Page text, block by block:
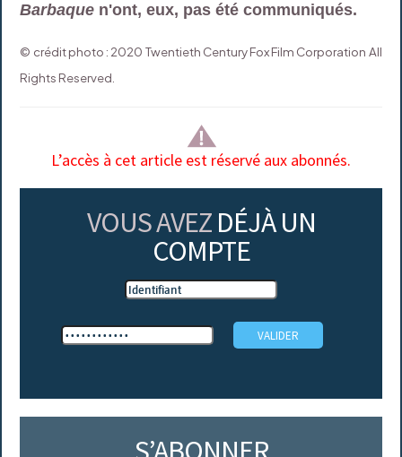
Barbaque n'ont, eux, pas été communiqués.
© crédit photo : 2020 Twentieth Century Fox Film Corporation All
Rights Reserved.
L’accès à cet article est réservé aux abonnés.
VOUS AVEZ DÉJÀ UN
COMPTE